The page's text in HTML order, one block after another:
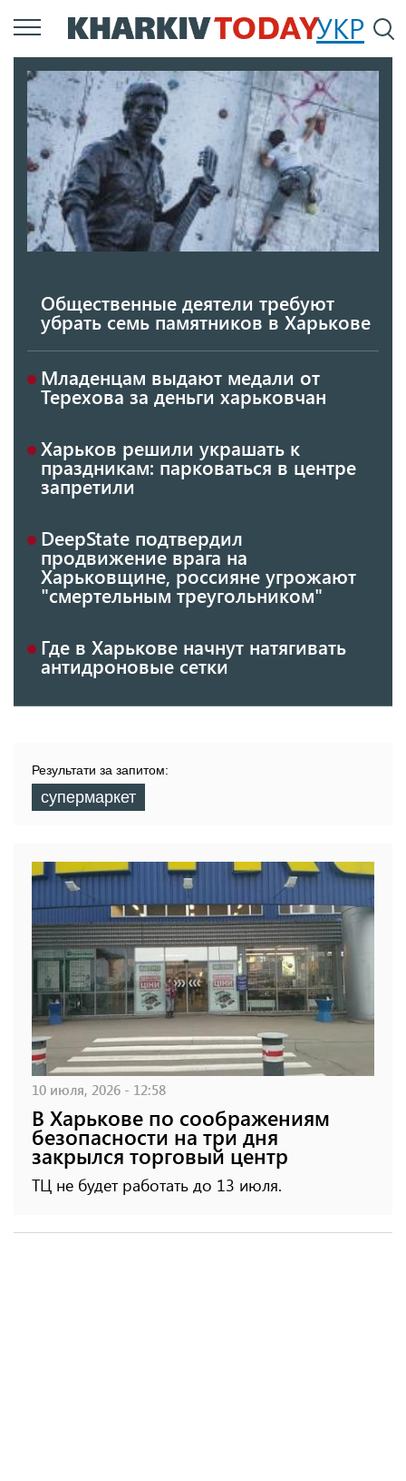
Перейти
к
содержанию
УКР
Общественные деятели требуют
убрать семь памятников в Харькове
Младенцам выдают медали от
Терехова за деньги харьковчан
Харьков решили украшать к
праздникам: парковаться в центре
запретили
DeepState подтвердил
продвижение врага на
Харьковщине, россияне угрожают
"смертельным треугольником"
Где в Харькове начнут натягивать
антидроновые сетки
Результати за запитом:
супермаркет
10 июля, 2026 - 12:58
В Харькове по соображениям
безопасности на три дня
закрылся торговый центр
ТЦ не будет работать до 13 июля.